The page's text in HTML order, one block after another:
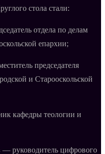
стола стали:
отдела по делам
епархии;
председателя
и Старооскольской
кафедры теологии и
руководитель цифрового